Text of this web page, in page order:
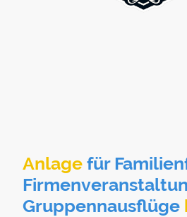
Anlage für
Gruppennausflüge